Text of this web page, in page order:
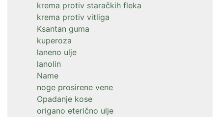
krema protiv staračkih fleka
krema protiv vitliga
Ksantan guma
kuperoza
laneno ulje
lanolin
Name
noge prosirene vene
Opadanje kose
origano eterično ulje